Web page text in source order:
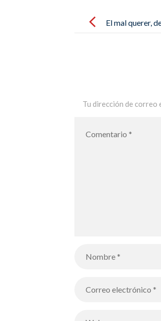
navigationEl mal querer,
Tu dirección de correo